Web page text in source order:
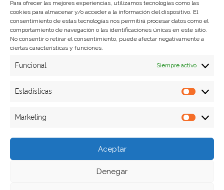
Para ofrecer las mejores experiencias, utilizamos tecnologías como las
cookies para almacenar y/o acceder a la información del dispositivo. El
consentimiento de estas tecnologías nos permitirá procesar datos como el
comportamiento de navegación o las identificaciones únicas en este sitio.
No consentir o retirar el consentimiento, puede afectar negativamente a
ciertas características y funciones.
Funcional Siempre activo
Estadísticas
Marketing
Aceptar
Denegar
Formas de pago
Plazos y condiciones de envio
Politica de devoluciones